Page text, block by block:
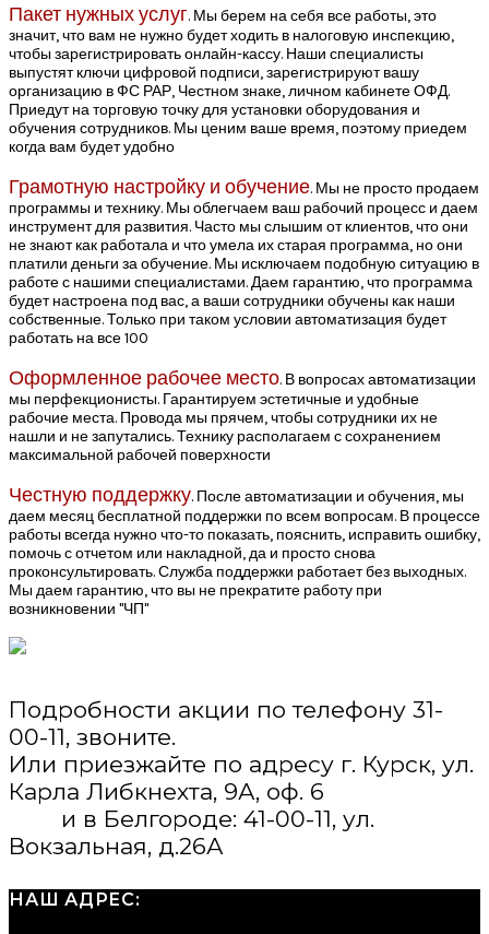
Пакет нужныхуслуг. Мы берем на себя все работы, это
значит, что вам не нужно будет ходить в налоговую инспекцию,
чтобы зарегистрировать онлайн-кассу. Наши специалисты
выпустят ключи цифровой подписи, зарегистрируют вашу
организацию в ФС РАР, Честном знаке, личном кабинете ОФД.
Приедут на торговую точку для установки оборудования и
обучения сотрудников. Мы ценим ваше время, поэтому приедем
когда вам будет удобно
Грамотную настройку и обучение. Мы не просто продаем
программы и технику. Мы облегчаем ваш рабочий процесс и даем
инструмент для развития. Часто мы слышим от клиентов, что они
не знают как работала и что умела их старая программа, но они
платили деньги за обучение. Мы исключаем подобную ситуацию в
работе с нашими специалистами. Даем гарантию, что программа
будет настроена под вас, а ваши сотрудники обучены как наши
собственные. Только при таком условии автоматизация будет
работать на все 100
Оформленное рабочее место. В вопросах автоматизации
мы перфекционисты. Гарантируем эстетичные и удобные
рабочие места. Провода мы прячем, чтобы сотрудники их не
нашли и не запутались. Технику располагаем с сохранением
максимальной рабочей поверхности
Честную поддержку. После автоматизации и обучения, мы
даем месяц бесплатной поддержки по всем вопросам. В процессе
работы всегда нужно что-то показать, пояснить, исправить ошибку,
помочь с отчетом или накладной, да и просто снова
проконсультировать. Служба поддержки работает без выходных.
Мы даем гарантию, что вы не прекратите работу при
возникновении "ЧП"
Подробности акции по телефону 31-
00-11, звоните.
Или приезжайте по адресу г. Курск, ул.
Карла Либкнехта, 9А, оф. 6
и в Белгороде: 41-00-11, ул.
Вокзальная, д.26А
НАШ АДРЕС: